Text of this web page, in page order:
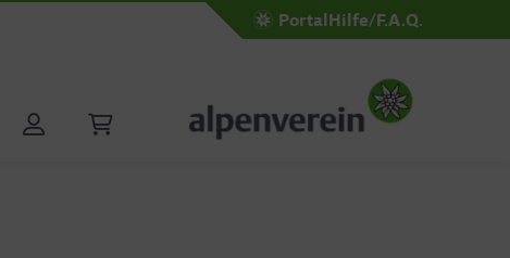
PortalHilfe/F.A.Q.